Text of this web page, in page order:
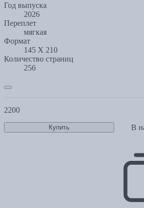
Год выпуска
2026
Переплет
мягкая
Формат
145 X 210
Количество страниц
256
2200
Купить В